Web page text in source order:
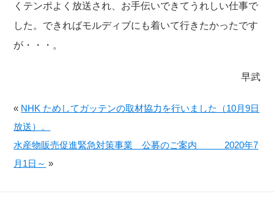
くテンポよく放送され、お手伝いできてうれしい仕事で
した。できればモルディブにも着いて行きたかったです
が・・・。
早武
« NHK ためしてガッテンの取材協力を行いました（10月9日
放送）。
水産物販売促進緊急対策事業 公募のご案内 2020年7
月1日～ »